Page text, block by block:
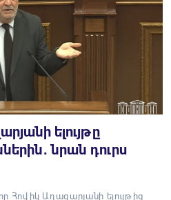
ելույթը
նրան դուրս
Աղազարյանի ելույթից